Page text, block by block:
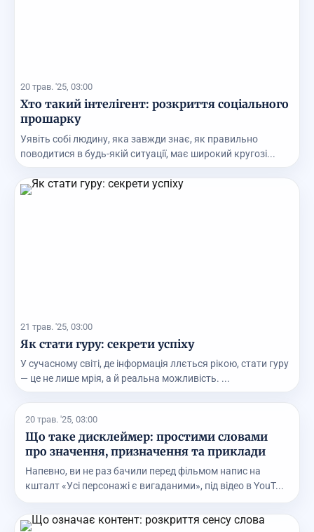
20 трав. '25, 03:00
Хто такий інтелігент: розкриття соціального
прошарку
Уявіть собі людину, яка завжди знає, як правильно
поводитися в будь-якій ситуації, має широкий кругозі...
21 трав. '25, 03:00
Як стати гуру: секрети успіху
У сучасному світі, де інформація ллється рікою, стати гуру
— це не лише мрія, а й реальна можливість. ...
20 трав. '25, 03:00
Що таке дисклеймер: простими словами
про значення, призначення та приклади
Напевно, ви не раз бачили перед фільмом напис на
кшталт «Усі персонажі є вигаданими», під відео в YouT...